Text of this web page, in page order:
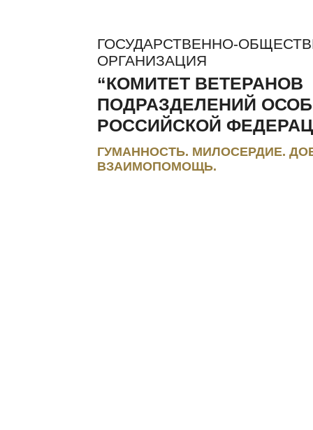
ГОСУДАРСТВЕННО-
ОРГАНИЗАЦИЯ
“КОМИТЕТ ВЕТЕРАНОВ
ПОДРАЗДЕЛЕНИЙ
РОССИЙСКОЙ
ГУМАННОСТЬ. МИЛОСЕРДИЕ.
ВЗАИМОПОМОЩЬ.